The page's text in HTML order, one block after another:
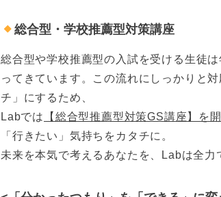
総合型・学校推薦型対策講座
総合型や学校推薦型の入試を受ける生徒
ってきています。この流れにしっかりと
チ」にするため、
Labでは
【総合型推薦型対策GS講座】を
「行きたい」気持ちをカタチに。
未来を本気で考えるあなたを、Labは全力